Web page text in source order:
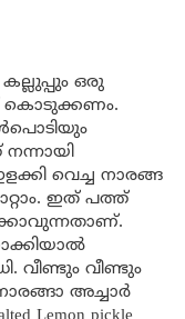
ഒരു
കൊടുക്കണം.
വെച്ച നാരങ്ങ
ഇത് പത്ത്
വീണ്ടും വീണ്ടും
അച്ചാർ